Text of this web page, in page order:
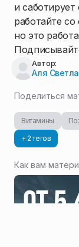
и
работайте
но это
Автор:
Аля
Поделиться
Витамины
+ 2 тегов
Как вам